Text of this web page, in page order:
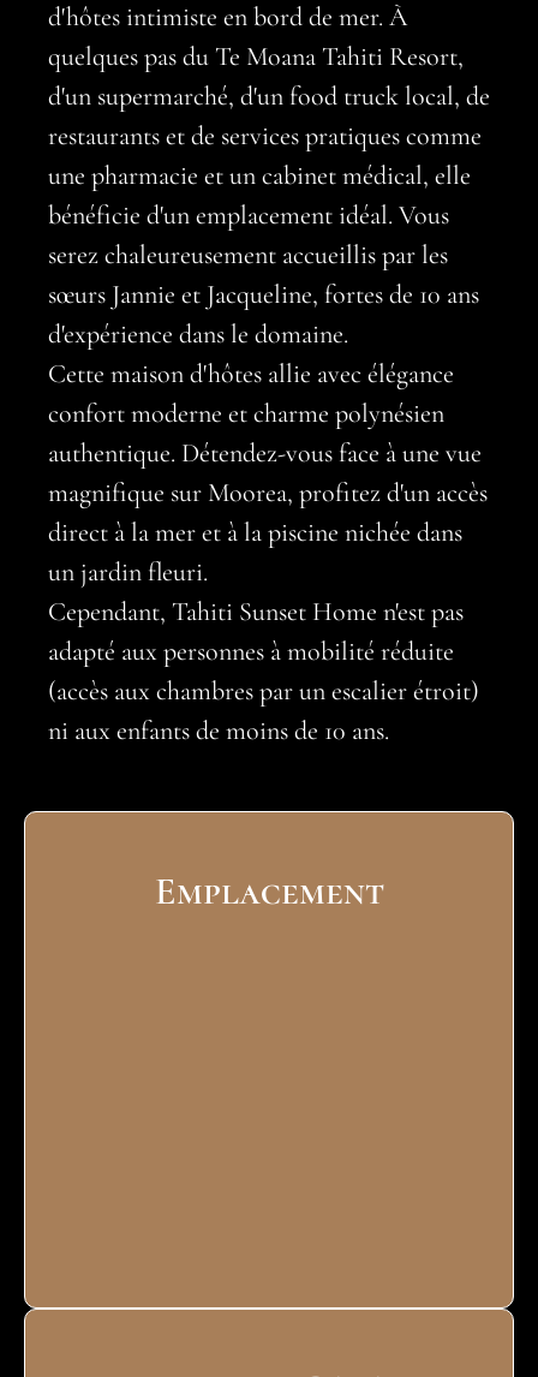
d'hôtes intimiste en bord de mer. À
quelques pas du Te Moana Tahiti Resort,
d'un supermarché, d'un food truck local, de
restaurants et de services pratiques comme
une pharmacie et un cabinet médical, elle
bénéficie d'un emplacement idéal. Vous
serez chaleureusement accueillis par les
sœurs Jannie et Jacqueline, fortes de 10 ans
d'expérience dans le domaine.
Cette maison d'hôtes allie avec élégance
confort moderne et charme polynésien
authentique. Détendez-vous face à une vue
magnifique sur Moorea, profitez d'un accès
direct à la mer et à la piscine nichée dans
un jardin fleuri.
Cependant, Tahiti Sunset Home n'est pas
adapté aux personnes à mobilité réduite
(accès aux chambres par un escalier étroit)
ni aux enfants de moins de 10 ans.
Emplacement